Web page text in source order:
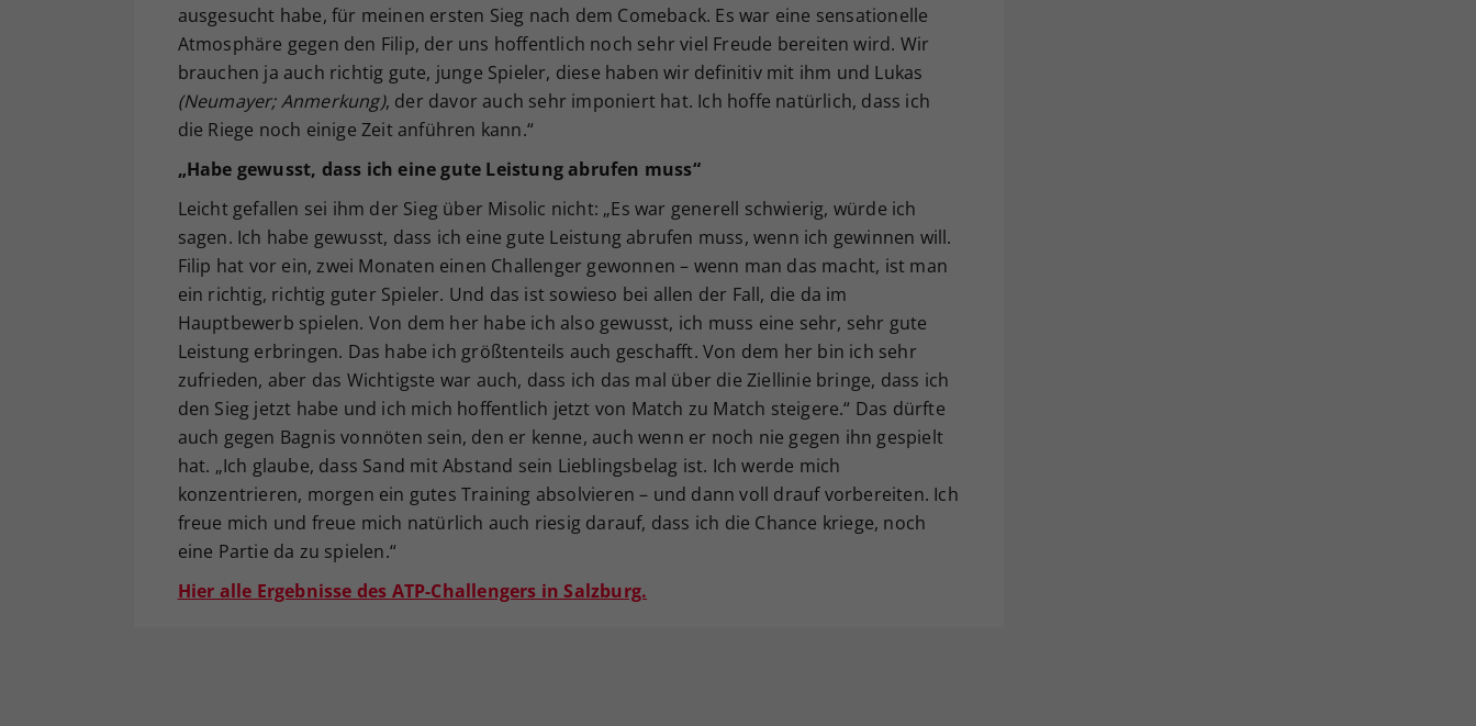
ausgesucht habe, für meinen ersten Sieg nach dem Comeback. Es war eine sensationelle
Atmosphäre gegen den Filip, der uns hoffentlich noch sehr viel Freude bereiten wird. Wir
brauchen ja auch richtig gute, junge Spieler, diese haben wir definitiv mit ihm und Lukas
(Neumayer; Anmerkung), der davor auch sehr imponiert hat. Ich hoffe natürlich, dass ich
die Riege noch einige Zeit anführen kann.“
„Habe gewusst, dass ich eine gute Leistung abrufen muss“
Leicht gefallen sei ihm der Sieg über Misolic nicht: „Es war generell schwierig, würde ich
sagen. Ich habe gewusst, dass ich eine gute Leistung abrufen muss, wenn ich gewinnen will.
Filip hat vor ein, zwei Monaten einen Challenger gewonnen – wenn man das macht, ist man
ein richtig, richtig guter Spieler. Und das ist sowieso bei allen der Fall, die da im
Hauptbewerb spielen. Von dem her habe ich also gewusst, ich muss eine sehr, sehr gute
Leistung erbringen. Das habe ich größtenteils auch geschafft. Von dem her bin ich sehr
zufrieden, aber das Wichtigste war auch, dass ich das mal über die Ziellinie bringe, dass ich
den Sieg jetzt habe und ich mich hoffentlich jetzt von Match zu Match steigere.“ Das dürfte
auch gegen Bagnis vonnöten sein, den er kenne, auch wenn er noch nie gegen ihn gespielt
hat. „Ich glaube, dass Sand mit Abstand sein Lieblingsbelag ist. Ich werde mich
konzentrieren, morgen ein gutes Training absolvieren – und dann voll drauf vorbereiten. Ich
freue mich und freue mich natürlich auch riesig darauf, dass ich die Chance kriege, noch
eine Partie da zu spielen.“
Hier alle Ergebnisse des ATP-Challengers in Salzburg.